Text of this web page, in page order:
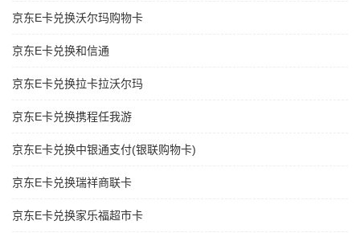
京东E卡兑换沃尔玛购物卡
京东E卡兑换和信通
京东E卡兑换拉卡拉沃尔玛
京东E卡兑换携程任我游
京东E卡兑换中银通支付(银联购物卡)
京东E卡兑换瑞祥商联卡
京东E卡兑换家乐福超市卡